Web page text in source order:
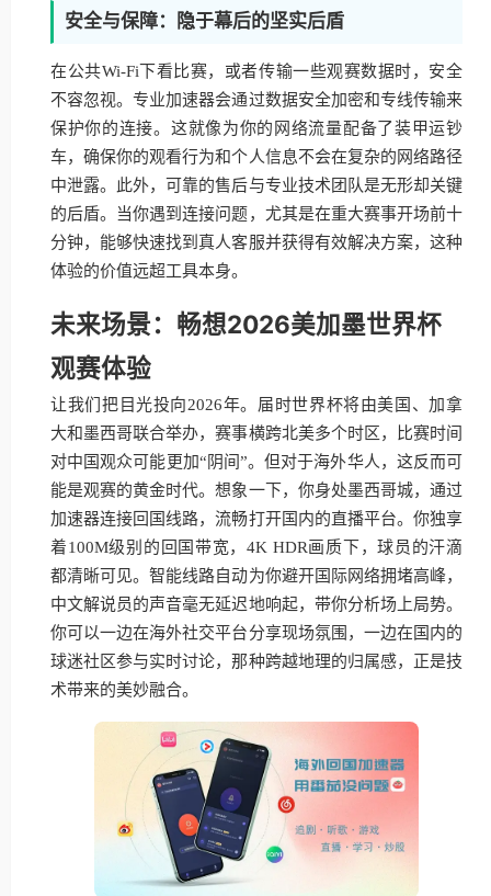
安全与保障：隐于幕后的坚实后盾
在公共Wi-Fi下看比赛，或者传输一些观赛数据时，安全
不容忽视。专业加速器会通过数据安全加密和专线传输来
保护你的连接。这就像为你的网络流量配备了装甲运钞
车，确保你的观看行为和个人信息不会在复杂的网络路径
中泄露。此外，可靠的售后与专业技术团队是无形却关键
的后盾。当你遇到连接问题，尤其是在重大赛事开场前十
分钟，能够快速找到真人客服并获得有效解决方案，这种
体验的价值远超工具本身。
未来场景：畅想2026美加墨世界杯
观赛体验
让我们把目光投向2026年。届时世界杯将由美国、加拿
大和墨西哥联合举办，赛事横跨北美多个时区，比赛时间
对中国观众可能更加“阴间”。但对于海外华人，这反而可
能是观赛的黄金时代。想象一下，你身处墨西哥城，通过
加速器连接回国线路，流畅打开国内的直播平台。你独享
着100M级别的回国带宽，4K HDR画质下，球员的汗滴
都清晰可见。智能线路自动为你避开国际网络拥堵高峰，
中文解说员的声音毫无延迟地响起，带你分析场上局势。
你可以一边在海外社交平台分享现场氛围，一边在国内的
球迷社区参与实时讨论，那种跨越地理的归属感，正是技
术带来的美妙融合。